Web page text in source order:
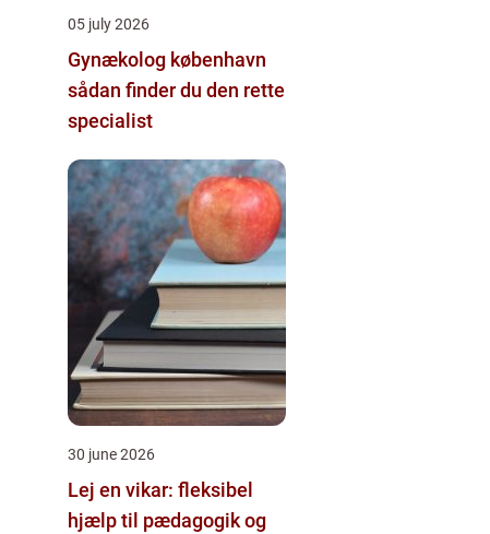
05 july 2026
Gynækolog københavn
sådan finder du den rette
specialist
30 june 2026
Lej en vikar: fleksibel
hjælp til pædagogik og